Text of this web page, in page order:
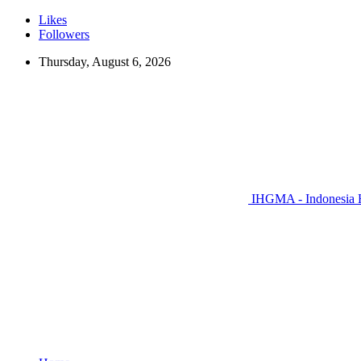
Likes
Followers
Thursday, August 6, 2026
IHGMA - Indonesia